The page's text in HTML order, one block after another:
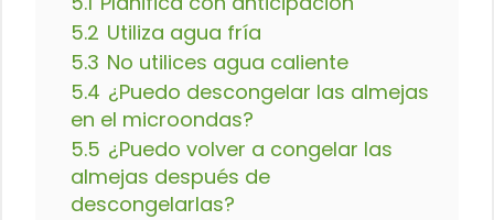
5.2 Utiliza agua fría
5.3 No utilices agua caliente
5.4 ¿Puedo descongelar las almejas
en el microondas?
5.5 ¿Puedo volver a congelar las
almejas después de
descongelarlas?